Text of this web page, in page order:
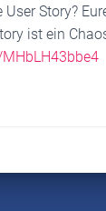
Story?
ist ein